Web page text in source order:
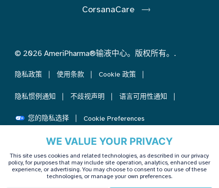
CorsanaCare
© 2026 AmeriPharma®输液中心。版权所有。.
隐私政策 使用条款 Cookie 政策
隐私惯例通知 不歧视声明 语言可用性通知
您的隐私选择 Cookie Preferences
WE VALUE YOUR PRIVACY
This site uses cookies and related technologies, as described in our privacy
policy, for purposes that may include site operation, analytics, enhanced user
experience, or advertising. You may choose to consent to our use of these
technologies, or manage your own preferences.